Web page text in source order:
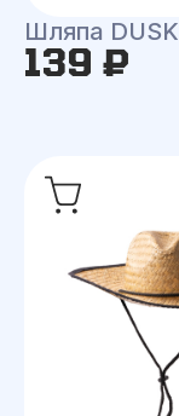
Шляпа DUSK
139 ₽